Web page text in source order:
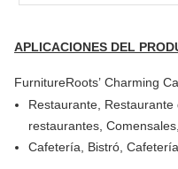
APLICACIONES DEL
FurnitureRoots’ Charming
Restaurante,
restaurantes,
Cafetería, Bistró,